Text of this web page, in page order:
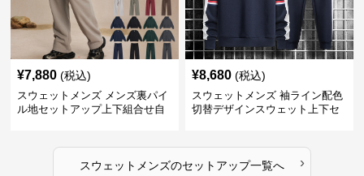
¥7,880 (税込)
スウェットメンズ メンズ裏パイ
ル地セットアップ上下組合せ自
¥8,680 (税込)
スウェットメンズ 袖ライン配色
切替デザインスウェット上下セ
スウェットメンズのセットアップ一覧へ ›